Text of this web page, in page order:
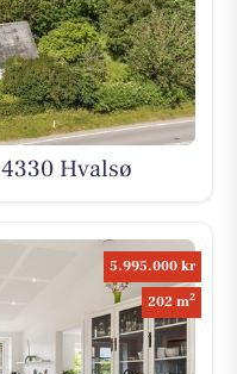
Hvalsø
5.995.000 kr
202 m2